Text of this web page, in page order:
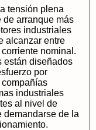
tensión plena
de arranque más
industriales
alcanzar entre
nominal.
están diseñados
por
industriales
al nivel de
demandarse de la